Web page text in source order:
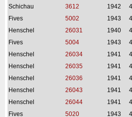
Schichau
3612 1942
Fives
5002 1943
Henschel
26031 1940
Fives
5004 1943
Henschel
26034 1941
Henschel
26035 1941
Henschel
26036 1941
Henschel
26043 1941
Henschel
26044 1941
Fives
5020 1943